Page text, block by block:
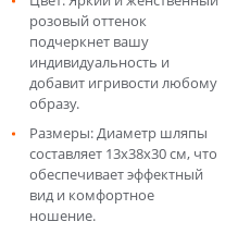
розовый оттенок
подчеркнет вашу
индивидуальность и
добавит игривости любому
образу.
Размеры: Диаметр шляпы
составляет 13х38х30 см, что
обеспечивает эффектный
вид и комфортное
ношение.